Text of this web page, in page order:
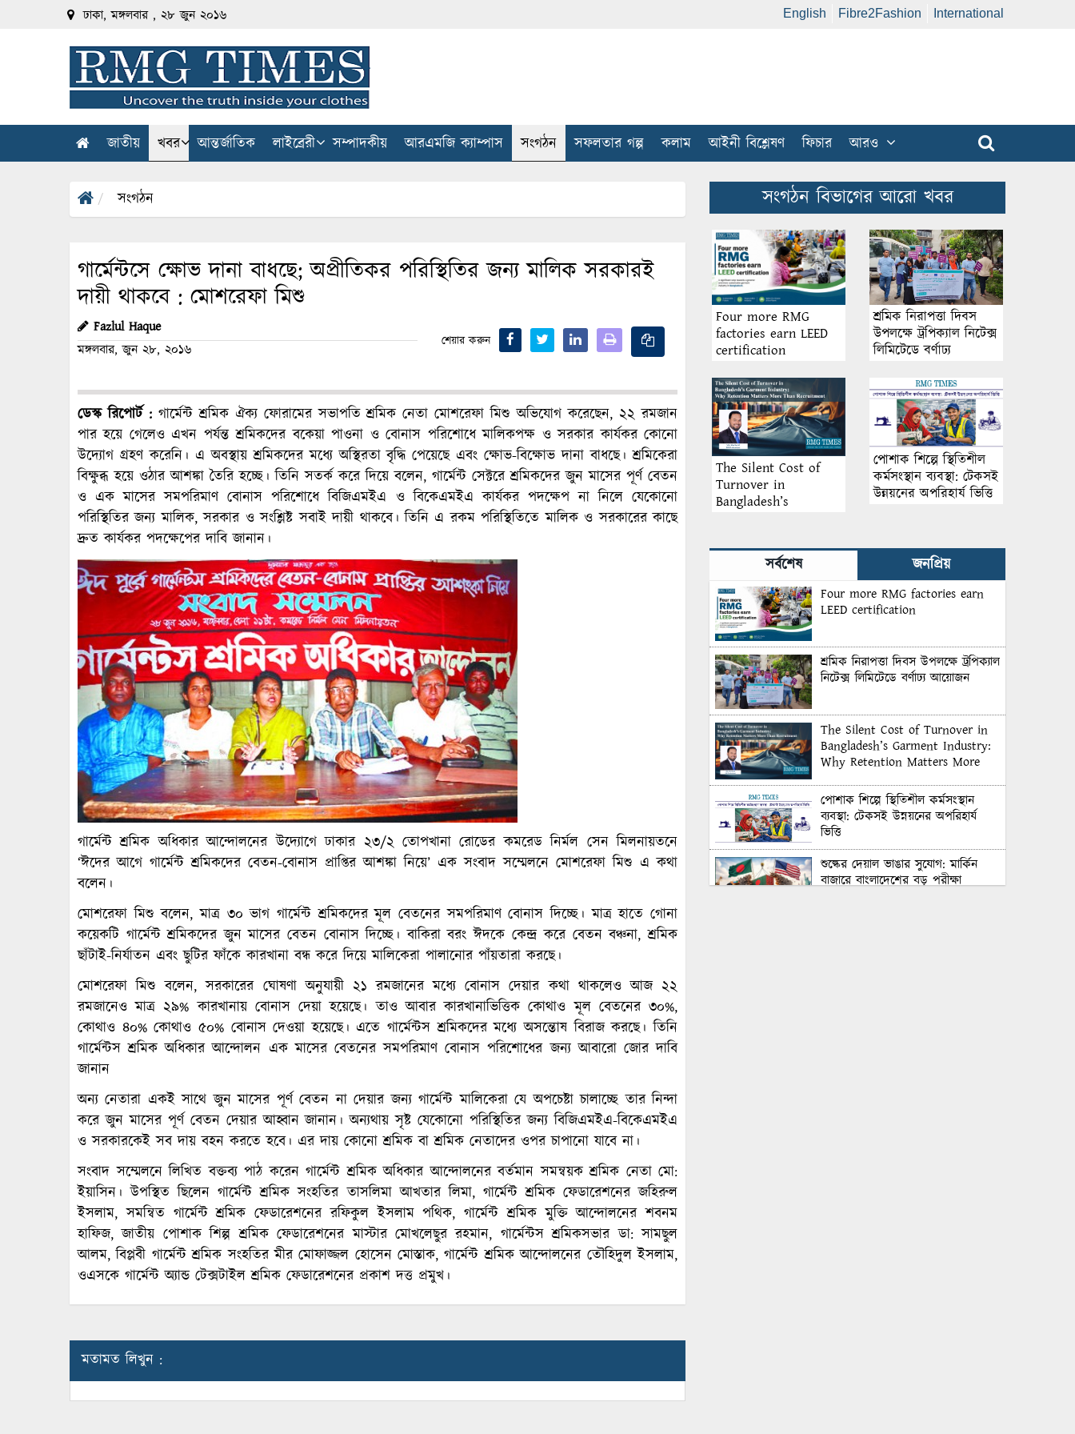
ঢাকা, মঙ্গলবার , ২৮ জুন ২০১৬ English Fibre2Fashion International
জাতীয় খবর আন্তর্জাতিক লাইব্রেরী সম্পাদকীয় আরএমজি ক্যাম্পাস সংগঠন সফলতার গল্প কলাম আইনী বিশ্লেষণ ফিচার আরও
সংগঠন
গার্মেন্টসে ক্ষোভ দানা বাধছে; অপ্রীতিকর পরিস্থিতির জন্য মালিক সরকারই
দায়ী থাকবে : মোশরেফা মিশু
Fazlul Haque
মঙ্গলবার, জুন ২৮, ২০১৬
শেয়ার করুন
ডেস্ক রিপোর্ট :গার্মেন্ট শ্রমিক ঐক্য ফোরামের সভাপতি শ্রমিক নেতা মোশরেফা মিশু অভিযোগ করেছেন, ২২ রমজান
পার হয়ে গেলেও এখন পর্যন্ত শ্রমিকদের বকেয়া পাওনা ও বোনাস পরিশোধে মালিকপক্ষ ও সরকার কার্যকর কোনো
উদ্যোগ গ্রহণ করেনি। এ অবস্থায় শ্রমিকদের মধ্যে অস্থিরতা বৃদ্ধি পেয়েছে এবং ক্ষোভ-বিক্ষোভ দানা বাধছে। শ্রমিকেরা
বিক্ষুব্ধ হয়ে ওঠার আশঙ্কা তৈরি হচ্ছে। তিনি সতর্ক করে দিয়ে বলেন, গার্মেন্ট সেক্টরে শ্রমিকদের জুন মাসের পূর্ণ বেতন
ও এক মাসের সমপরিমাণ বোনাস পরিশোধে বিজিএমইএ ও বিকেএমইএ কার্যকর পদক্ষেপ না নিলে যেকোনো
পরিস্থিতির জন্য মালিক, সরকার ও সংশ্লিষ্ট সবাই দায়ী থাকবে। তিনি এ রকম পরিস্থিতিতে মালিক ও সরকারের কাছে
দ্রুত কার্যকর পদক্ষেপের দাবি জানান।
গার্মেন্ট শ্রমিক অধিকার আন্দোলনের উদ্যোগে ঢাকার ২৩/২ তোপখানা রোডের কমরেড নির্মল সেন মিলনায়তনে
‘ঈদের আগে গার্মেন্ট শ্রমিকদের বেতন-বোনাস প্রাপ্তির আশঙ্কা নিয়ে’ এক সংবাদ সম্মেলনে মোশরেফা মিশু এ কথা
বলেন।
মোশরেফা মিশু বলেন, মাত্র ৩০ ভাগ গার্মেন্ট শ্রমিকদের মূল বেতনের সমপরিমাণ বোনাস দিচ্ছে। মাত্র হাতে গোনা
কয়েকটি গার্মেন্ট শ্রমিকদের জুন মাসের বেতন বোনাস দিচ্ছে। বাকিরা বরং ঈদকে কেন্দ্র করে বেতন বঞ্চনা, শ্রমিক
ছাঁটাই-নির্যাতন এবং ছুটির ফাঁকে কারখানা বন্ধ করে দিয়ে মালিকেরা পালানোর পাঁয়তারা করছে।
মোশরেফা মিশু বলেন, সরকারের ঘোষণা অনুযায়ী ২১ রমজানের মধ্যে বোনাস দেয়ার কথা থাকলেও আজ ২২
রমজানেও মাত্র ২৯% কারখানায় বোনাস দেয়া হয়েছে। তাও আবার কারখানাভিত্তিক কোথাও মূল বেতনের ৩০%,
কোথাও ৪০% কোথাও ৫০% বোনাস দেওয়া হয়েছে। এতে গার্মেন্টস শ্রমিকদের মধ্যে অসন্তোষ বিরাজ করছে। তিনি
গার্মেন্টস শ্রমিক অধিকার আন্দোলন এক মাসের বেতনের সমপরিমাণ বোনাস পরিশোধের জন্য আবারো জোর দাবি
জানান
অন্য নেতারা একই সাথে জুন মাসের পূর্ণ বেতন না দেয়ার জন্য গার্মেন্ট মালিকেরা যে অপচেষ্টা চালাচ্ছে তার নিন্দা
করে জুন মাসের পূর্ণ বেতন দেয়ার আহ্বান জানান। অন্যথায় সৃষ্ট যেকোনো পরিস্থিতির জন্য বিজিএমইএ-বিকেএমইএ
ও সরকারকেই সব দায় বহন করতে হবে। এর দায় কোনো শ্রমিক বা শ্রমিক নেতাদের ওপর চাপানো যাবে না।
সংবাদ সম্মেলনে লিখিত বক্তব্য পাঠ করেন গার্মেন্ট শ্রমিক অধিকার আন্দোলনের বর্তমান সমন্বয়ক শ্রমিক নেতা মো:
ইয়াসিন। উপস্থিত ছিলেন গার্মেন্ট শ্রমিক সংহতির তাসলিমা আখতার লিমা, গার্মেন্ট শ্রমিক ফেডারেশনের জহিরুল
ইসলাম, সমন্বিত গার্মেন্ট শ্রমিক ফেডারেশনের রফিকুল ইসলাম পথিক, গার্মেন্ট শ্রমিক মুক্তি আন্দোলনের শবনম
হাফিজ, জাতীয় পোশাক শিল্প শ্রমিক ফেডারেশনের মাস্টার মোখলেছুর রহমান, গার্মেন্টস শ্রমিকসভার ডা: সামছুল
আলম, বিপ্লবী গার্মেন্ট শ্রমিক সংহতির মীর মোফাজ্জল হোসেন মোস্তাক, গার্মেন্ট শ্রমিক আন্দোলনের তৌহিদুল ইসলাম,
ওএসকে গার্মেন্ট অ্যান্ড টেক্সটাইল শ্রমিক ফেডারেশনের প্রকাশ দত্ত প্রমুখ।
মতামত লিখুন :
সংগঠন বিভাগের আরো খবর
Four more RMG
factories earn LEED
certification
শ্রমিক নিরাপত্তা দিবস
উপলক্ষে ট্রপিক্যাল নিটেক্স
লিমিটেডে বর্ণাঢ্য
The Silent Cost of
Turnover in
Bangladesh’s
Matters More Than
Recruitment
পোশাক শিল্পে স্থিতিশীল
কর্মসংস্থান ব্যবস্থা: টেকসই
উন্নয়নের অপরিহার্য ভিত্তি
সর্বশেষ জনপ্রিয়
Four more RMG factories earn
LEED certification
শ্রমিক নিরাপত্তা দিবস উপলক্ষে ট্রপিক্যাল
নিটেক্স লিমিটেডে বর্ণাঢ্য আয়োজন
The Silent Cost of Turnover in
Bangladesh’s Garment Industry:
Why Retention Matters More
পোশাক শিল্পে স্থিতিশীল কর্মসংস্থান
ব্যবস্থা: টেকসই উন্নয়নের অপরিহার্য
ভিত্তি
শুল্কের দেয়াল ভাঙার সুযোগ: মার্কিন
বাজারে বাংলাদেশের বড় পরীক্ষা